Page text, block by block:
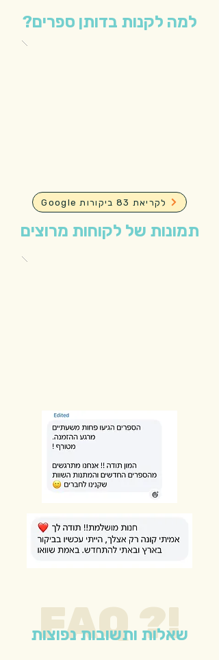
למה לקנות בדותן ספרים?
Google לקריאת 83 ביקורות
תמונות של לקוחות מרוצים
FAQ ?!
שאלות ותשובות נפוצות